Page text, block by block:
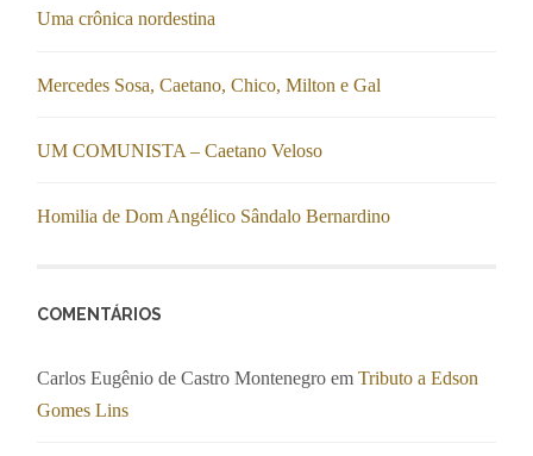
Uma crônica nordestina
Mercedes Sosa, Caetano, Chico, Milton e Gal
UM COMUNISTA – Caetano Veloso
Homilia de Dom Angélico Sândalo Bernardino
COMENTÁRIOS
Carlos Eugênio de Castro Montenegro emTributo a Edson
Gomes Lins